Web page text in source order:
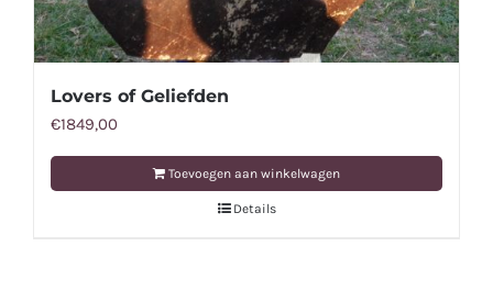
Lovers of Geliefden
€1849,00
Toevoegen aan winkelwagen
Details